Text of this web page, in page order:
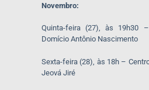
Novembro:
Quinta-feira (27), às 19h30 –
Domício Antônio Nascimento
Sexta-feira (28), às 18h –
Jeová Jiré